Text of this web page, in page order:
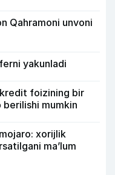
Qahramoni unvoni
yakunladi
foizining bir
mumkin
xorijlik
ma’lum